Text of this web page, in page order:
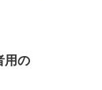
用の